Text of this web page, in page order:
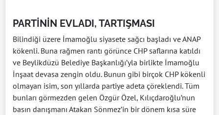
PARTİNİN EVLADI, TARTIŞMASI
Bilindiği üzere İmamoğlu siyasete sağcı başladı ve ANAP
kökenli. Buna rağmen rantı görünce CHP saflarına katıldı
ve Beylikdüzü Belediye Başkanlığı’yla birlikte İmamoğlu
İnşaat devasa zengin oldu. Bunun gibi birçok CHP kökenli
olmayan isim, son yıllarda partiye adeta çöreklendi. Tüm
bunları görmezden gelen Özgür Özel, Kılıçdaroğlu’nun
basın danışmanı Atakan Sönmez’in bir dönem kısa süre